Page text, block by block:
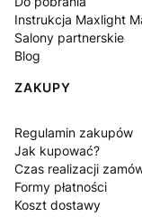
Instrukcja Maxlight
Salony partnerskie
Blog
ZAKUPY
Regulamin zakupów
Jak kupować?
Czas realizacji
Formy płatności
Koszt dostawy